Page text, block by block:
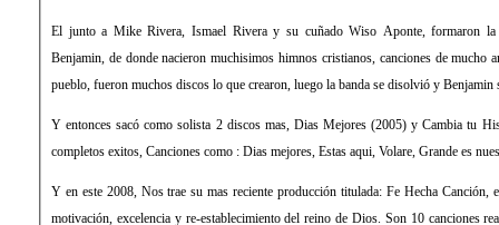
El junto a Mike Rivera, Ismael Rivera y su cuñado Wiso Aponte, formaron la
Benjamin, de donde nacieron muchisimos himnos cristianos, canciones de mucho
pueblo, fueron muchos discos lo que crearon, luego la banda se disolvió y Benjamin
Y entonces sacó como solista 2 discos mas, Dias Mejores (2005) y Cambia tu
completos exitos, Canciones como : Dias mejores, Estas aqui, Volare, Grande es
Y en este 2008, Nos trae su mas reciente producción titulada: Fe Hecha Canción,
motivación, excelencia y re-establecimiento del reino de Dios. Son 10 canciones